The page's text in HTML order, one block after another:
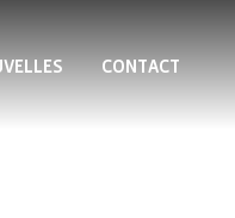
CONTACT